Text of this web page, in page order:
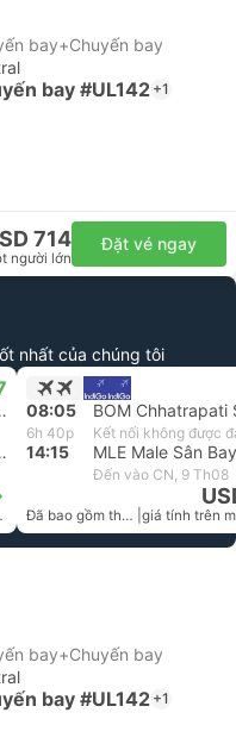
bay+Chuyến bay
bay #UL142 +1
714
người lớn
Đặt vé ngay
nhất của chúng tôi
Sân Bay
Central
lớn
08:05
6h 40p Kết nối không được
14:15
Đến vào CN, 9 Th08
Đã bao gồm thuế |
bay+Chuyến bay
bay #UL142 +1